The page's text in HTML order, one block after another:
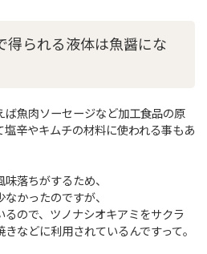
得られる液体は魚醤にな
魚肉ソーセージなど加工食品の原
辛やキムチの材料に使われる事もあ
落ちがするため、
かったのですが、
ので、ツノナシオキアミをサクラ
などに利用されているんですって。